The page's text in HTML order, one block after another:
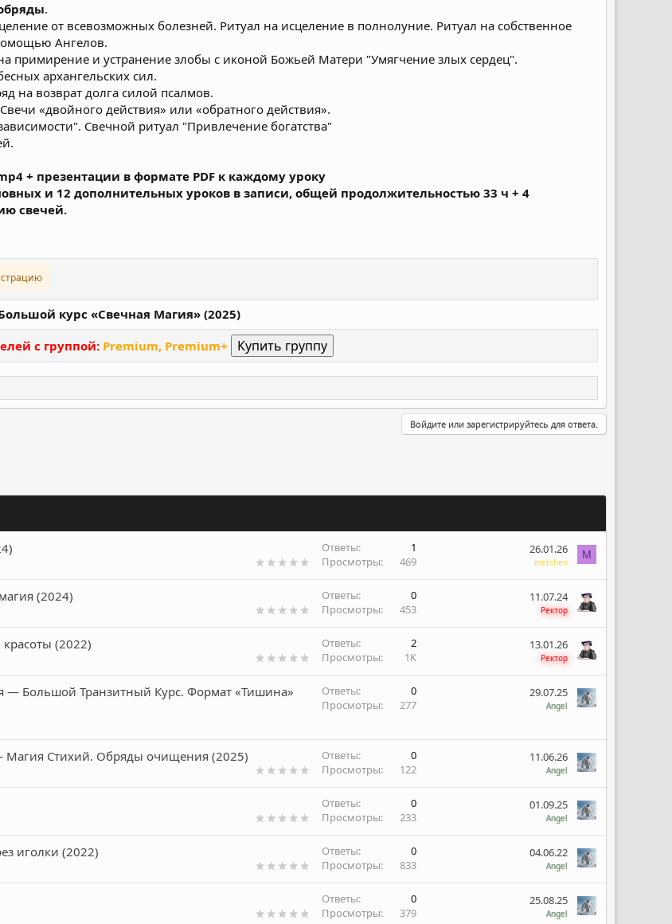
.
от всевозможных болезней. Ритуал на исцеление в полнолуние. Ритуал на собственное
Ангелов.
примирение и устранение злобы с иконой Божьей Матери "Умягчение злых сердец".
архангельских сил.
на возврат долга силой псалмов.
«двойного действия» или «обратного действия».
Свечной ритуал "Привлечение богатства"
+ презентации в формате PDF к каждому уроку
и 12 дополнительных уроков в записи, общей продолжительностью 33 ч + 4
свечей.
курс «Свечная Магия» (2025)
с группой: Premium, Premium+
Войдите или зарегистрируйтесь для ответа.
Ответы
1
Просмотры
469
26.01.26
metchen
M
(2024) Ответы
0
Просмотры
453
11.07.24
Ректор
(2022) Ответы
2
Просмотры
1K
13.01.26
Ректор
― Большой Транзитный Курс. Формат «Тишина»
Ответы
0
Просмотры
277
29.07.25
Angel
Стихий. Обряды очищения (2025) Ответы
0
Просмотры
122
11.06.26
Angel
Ответы
0
Просмотры
233
01.09.25
Angel
иголки (2022) Ответы
0
Просмотры
833
04.06.22
Angel
Ответы
0
Просмотры
379
25.08.25
Angel